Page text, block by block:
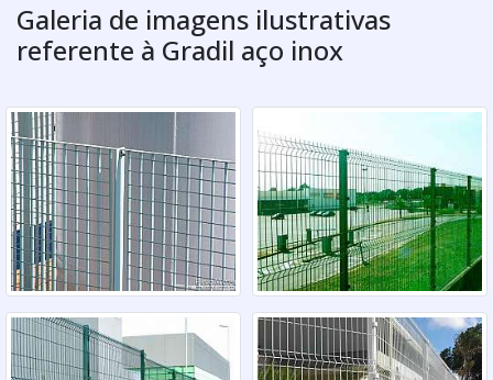
Galeria de imagens ilustrativas
referente à Gradil aço inox